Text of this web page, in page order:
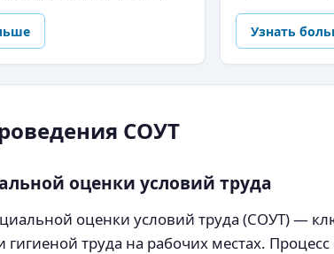
Узнать
СОУТ
оценки условий труда
оценки условий труда (СОУТ) —
гигиеной труда на рабочих местах.